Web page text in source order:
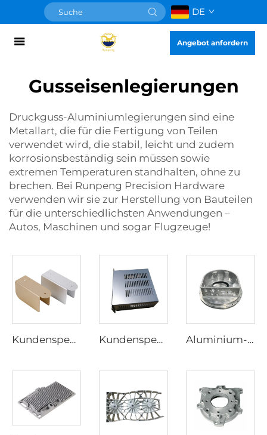
DE
Angebot anfordern
Gusseisenlegierungen
Druckguss-Aluminiumlegierungen sind eine
Metallart, die für die Fertigung von Teilen
verwendet wird, die stabil, leicht und zudem
korrosionsbeständig sein müssen sowie
extremen Temperaturen standhalten, ohne zu
brechen. Bei Runpeng Precision Hardware
verwenden wir sie zur Herstellung von Bauteilen
für die unterschiedlichsten Anwendungen –
Autos, Maschinen und sogar Flugzeuge!
Kundenspezifische Halterung aus Aluminium und Edelstahl, pulverbeschichtete Stanzhalterung Kundenspezifisches Stanzen von elektronischen Aluminiumgehäusen Kundenspezifisches Blechgehäuse Aluminium-Druckgussteile aus Aluminium